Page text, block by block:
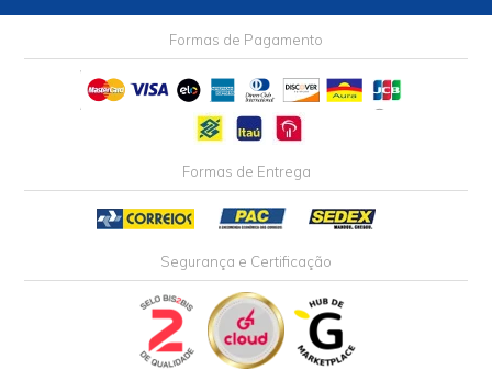
Formas de Pagamento
Formas de Entrega
Segurança e Certificação